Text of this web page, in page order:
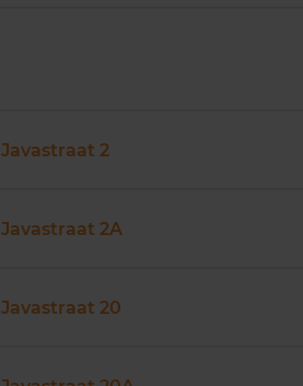
Javastraat 2
Javastraat 2A
Javastraat 20